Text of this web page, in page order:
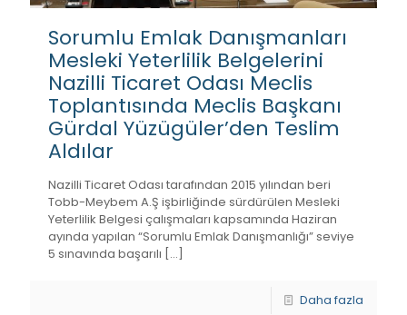
Sorumlu Emlak Danışmanları
Mesleki Yeterlilik Belgelerini
Nazilli Ticaret Odası Meclis
Toplantısında Meclis Başkanı
Gürdal Yüzügüler’den Teslim
Aldılar
Nazilli Ticaret Odası tarafından 2015 yılından beri
Tobb-Meybem A.Ş işbirliğinde sürdürülen Mesleki
Yeterlilik Belgesi çalışmaları kapsamında Haziran
ayında yapılan “Sorumlu Emlak Danışmanlığı” seviye
5 sınavında başarılı […]
Daha fazla